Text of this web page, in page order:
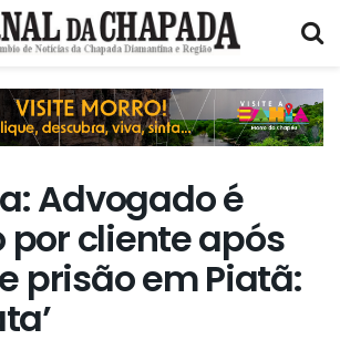
Advogado é
por cliente após
prisão em Piatã: